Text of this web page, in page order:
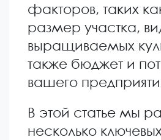
факторов, таких
размер участка,
выращиваемых
также бюджет и
вашего
В этой статье мы
несколько